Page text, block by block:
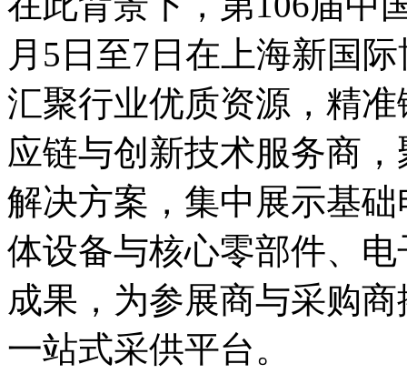
月5日至7日在上海新国
汇聚行业优质资源，精
应链与创新技术服务商
解决方案，集中展示基
体设备与核心零部件、
成果，为参展商与采购
一站式采供平台。